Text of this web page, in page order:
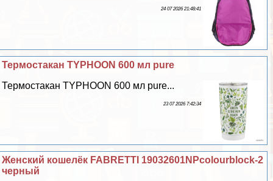
24 07 2026 21:48:41
Термостакан TYPHOON 600 мл pure
Термостакан TYPHOON 600 мл pure...
23 07 2026 7:42:34
Женский кошелёк FABRETTI 19032601NPcolourblock-2
черный